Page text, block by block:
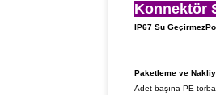
Konnektör
IP67 Su Geçirmez
Paketleme ve
Adet başına PE